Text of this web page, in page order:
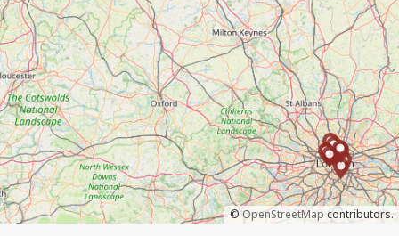
©OpenStreetMap contributors.